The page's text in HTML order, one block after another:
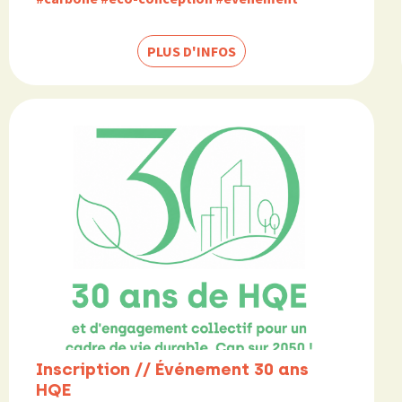
PLUS D'INFOS
Inscription // Événement 30 ans
HQE